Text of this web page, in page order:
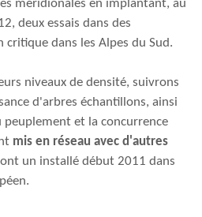
méridionales en implantant, au
deux essais dans des
dans les Alpes du Sud.
niveaux de densité, suivrons
d'arbres échantillons, ainsi
et la concurrence
mis en réseau avec d'autres
un installé début 2011 dans